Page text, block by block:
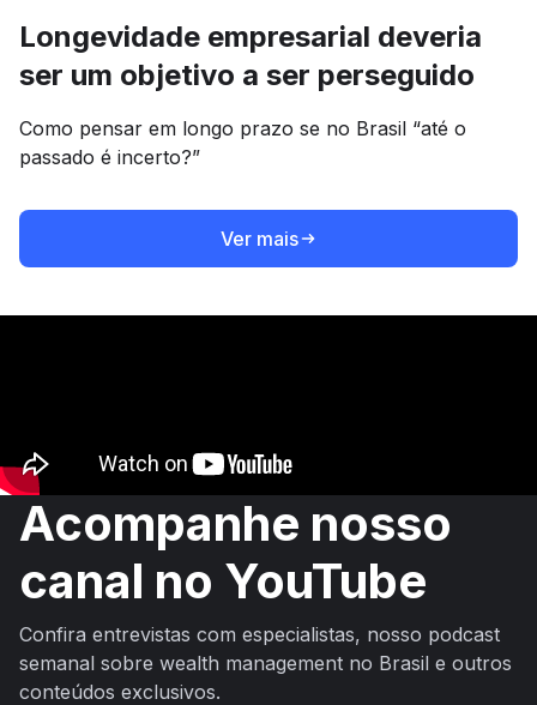
Longevidade empresarial deveria
ser um objetivo a ser perseguido
Como pensar em longo prazo se no Brasil “até o
passado é incerto?”
Ver mais
Acompanhe nosso
canal no YouTube
Confira entrevistas com especialistas, nosso podcast
semanal sobre wealth management no Brasil e outros
conteúdos exclusivos.